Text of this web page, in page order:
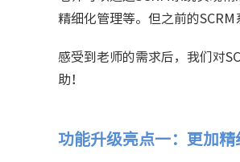
精细化管理等。但之前的
感受到老师的需求后，我们对
助！
功能升级亮点一：更加